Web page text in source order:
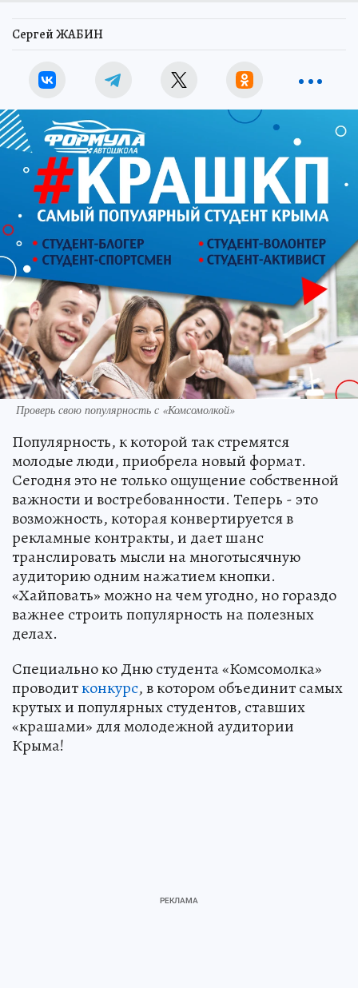
Сергей ЖАБИН
Проверь свою популярность с «Комсомолкой»
Популярность, к которой так стремятся
молодые люди, приобрела новый формат.
Сегодня это не только ощущение собственной
важности и востребованности. Теперь - это
возможность, которая конвертируется в
рекламные контракты, и дает шанс
транслировать мысли на многотысячную
аудиторию одним нажатием кнопки.
«Хайповать» можно на чем угодно, но гораздо
важнее строить популярность на полезных
делах.
Специально ко Дню студента «Комсомолка»
проводитконкурс, в котором объединит самых
крутых и популярных студентов, ставших
«крашами» для молодежной аудитории
Крыма!